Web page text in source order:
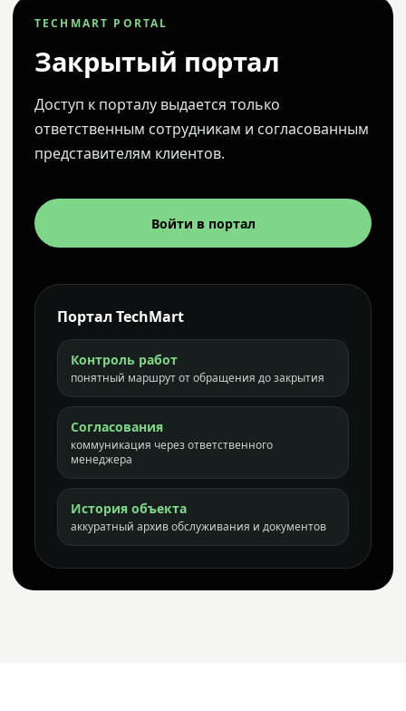
TECHMART PORTAL
Закрытый портал
Доступ к порталу выдается только
ответственным сотрудникам и согласованным
представителям клиентов.
Войти в портал
Портал TechMart
Контроль работ
понятный маршрут от обращения до закрытия
Согласования
коммуникация через ответственного
менеджера
История объекта
аккуратный архив обслуживания и документов